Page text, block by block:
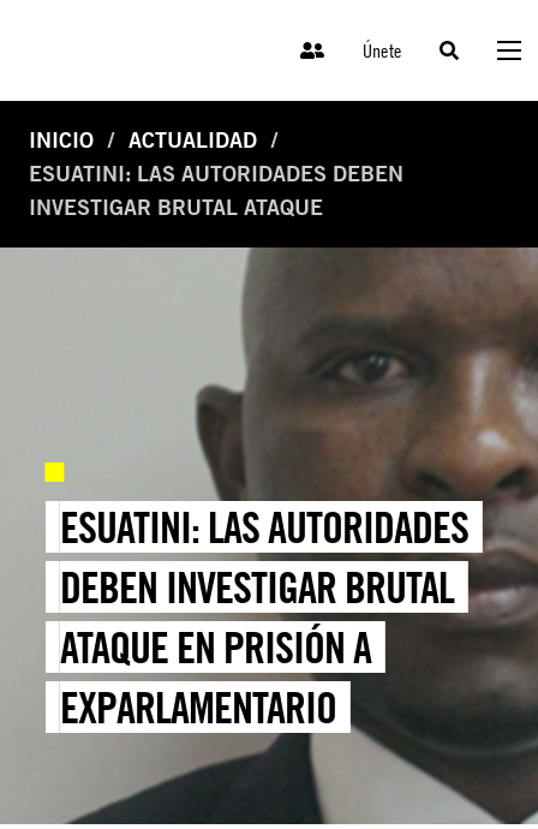
Únete
INICIO
ACTUALIDAD
ESUATINI: LAS AUTORIDADES DEBEN
INVESTIGAR BRUTAL ATAQUE
ESUATINI: LAS AUTORIDADES
DEBEN INVESTIGAR BRUTAL
ATAQUE EN PRISIÓN A
EXPARLAMENTARIO